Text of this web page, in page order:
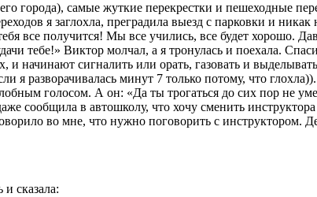
самые жуткие перекрестки и пешеходные
я заглохла, преградила выезд с парковки и никак
все получится! Мы все учились, все будет хорошо.
тебе!» Виктор молчал, а я тронулась и поехала.
и начинают сигналить или орать, газовать и
я разворачивалась минут 7 только потому, что
голосом. А он: «Да ты трогаться до сих пор не
сообщила в автошколу, что хочу сменить
во мне, что нужно поговорить с инструктором.
сказала: